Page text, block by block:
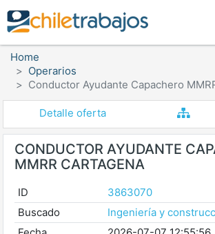
Home
Operarios
Conductor Ayudante Capachero
Detalle oferta
CONDUCTOR AYUDANTE
MMRR CARTAGENA
ID
3863070
Buscado
Ingeniería y